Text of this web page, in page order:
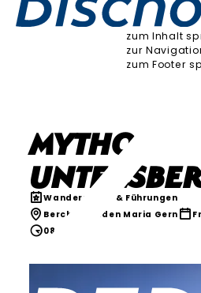
zum Inhalt
zur
zum Footer
Mythos
Wanderungen & Führungen
Berchtesgaden Maria Gern
08:00 Uhr